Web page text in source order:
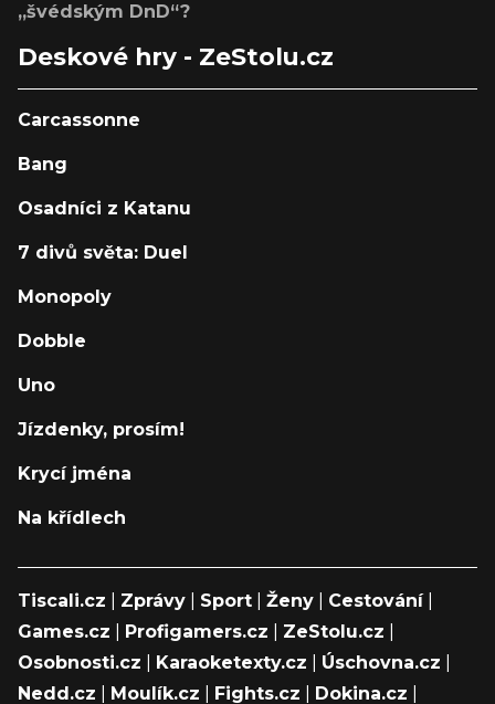
„švédským DnD“?
Deskové hry - ZeStolu.cz
Carcassonne
Bang
Osadníci z Katanu
7 divů světa: Duel
Monopoly
Dobble
Uno
Jízdenky, prosím!
Krycí jména
Na křídlech
Tiscali.cz Zprávy Sport Ženy Cestování|
Games.cz
Profigamers.cz ZeStolu.cz
Osobnosti.cz
Karaoketexty.cz Úschovna.cz
Nedd.cz
Moulík.cz Fights.cz Dokina.cz